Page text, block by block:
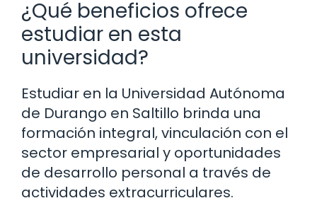
¿Qué beneficios ofrece
estudiar en esta
universidad?
Estudiar en la Universidad Autónoma
de Durango en Saltillo brinda una
formación integral, vinculación con el
sector empresarial y oportunidades
de desarrollo personal a través de
actividades extracurriculares.